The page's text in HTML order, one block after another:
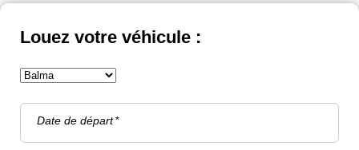
Louez votre véhicule :
Date de départ